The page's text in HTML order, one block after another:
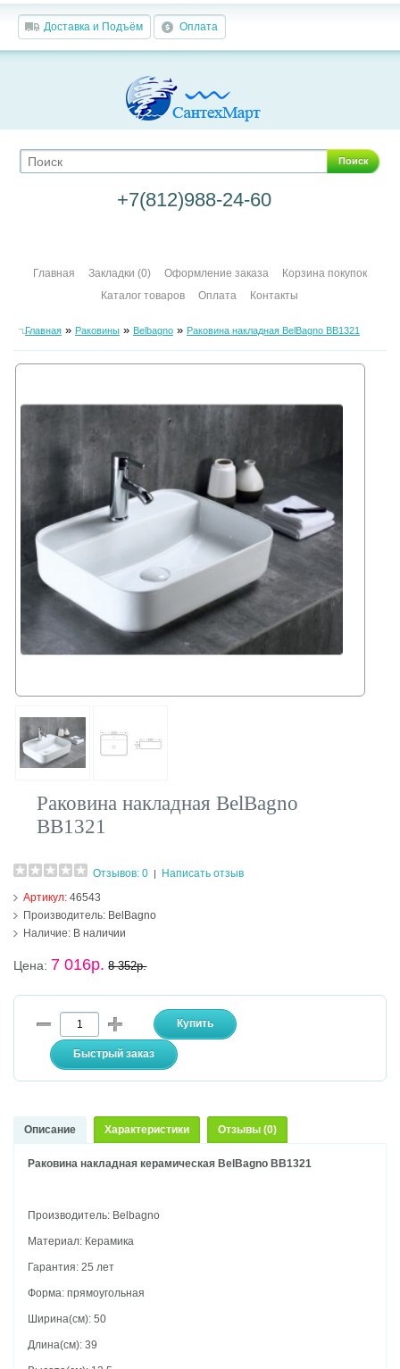
Доставка и Подъём Оплата
Поиск
+7(812)988-24-60
Главная Закладки (0) Оформление заказа
Корзина покупок
Каталог товаров
Оплата Контакты
Главная» Раковины» Belbagno» Раковина накладная BelBagno BB1321
Раковина накладная BelBagno
BB1321
Отзывов: 0
Написать отзыв
Артикул:46543
Производитель: BelBagno
Наличие: В наличии
Цена: 7 016р. 8 352р.
Описание Характеристики Отзывы (0)
Раковина накладная керамическая BelBagno BB1321
Производитель: Belbagno
Материал: Керамика
Гарантия: 25 лет
Форма: прямоугольная
Ширина(см): 50
Длина(см): 39